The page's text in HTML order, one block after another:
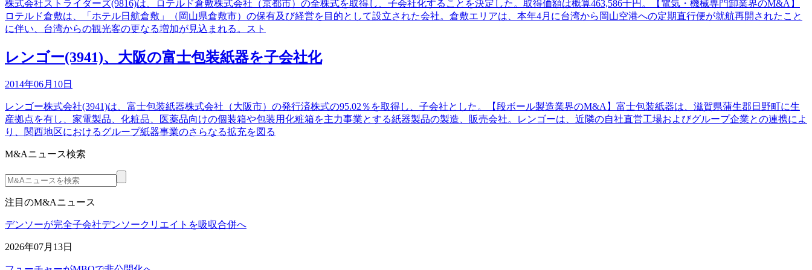
株式会社ストライダーズ(9816)は、ロテルド倉敷株式会社（京都市）の全株式を取得し、子会社化することを決定した。取得価額は概算463,586千円。【電気・機械専門卸業界のM&A】
ロテルド倉敷は、「ホテル日航倉敷」（岡山県倉敷市）の保有及び経営を目的として設立された会社。倉敷エリアは、本年4月に台湾から岡山空港への定期直行便が就航再開されたこと
に伴い、台湾からの観光客の更なる増加が見込まれる。スト
レンゴー(3941)、大阪の富士包装紙器を子会社化
2014年06月10日
レンゴー株式会社(3941)は、富士包装紙器株式会社（大阪市）の発行済株式の95.02％を取得し、子会社とした。【段ボール製造業界のM&A】富士包装紙器は、滋賀県蒲生郡日野町に生
産拠点を有し、家電製品、化粧品、医薬品向けの個装箱や包装用化粧箱を主力事業とする紙器製品の製造、販売会社。レンゴーは、近隣の自社直営工場およびグループ企業との連携によ
り、関西地区におけるグループ紙器事業のさらなる拡充を図る
M&Aニュース検索
注目のM&Aニュース
デンソーが完全子会社デンソークリエイトを吸収合併へ
2026年07月13日